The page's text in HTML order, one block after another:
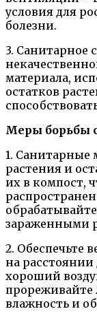
условия для
болезни.
3. Санитарное
материала,
остатков
Меры борьбы
1. Санитарные
растения и
их в компост,
зараженными
2. Обеспечьте
на расстоянии
хороший
прореживайте
влажность и